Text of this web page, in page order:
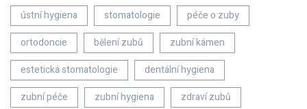
ústní hygiena stomatologie
péče o zuby
ortodoncie
bělení zubů
zubní kámen
estetická stomatologie
dentální hygiena
zubní péče
zubní hygiena
zdraví zubů